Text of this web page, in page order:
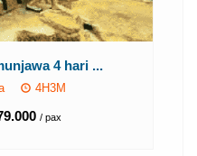
4 hari ...
4H3M
/ pax